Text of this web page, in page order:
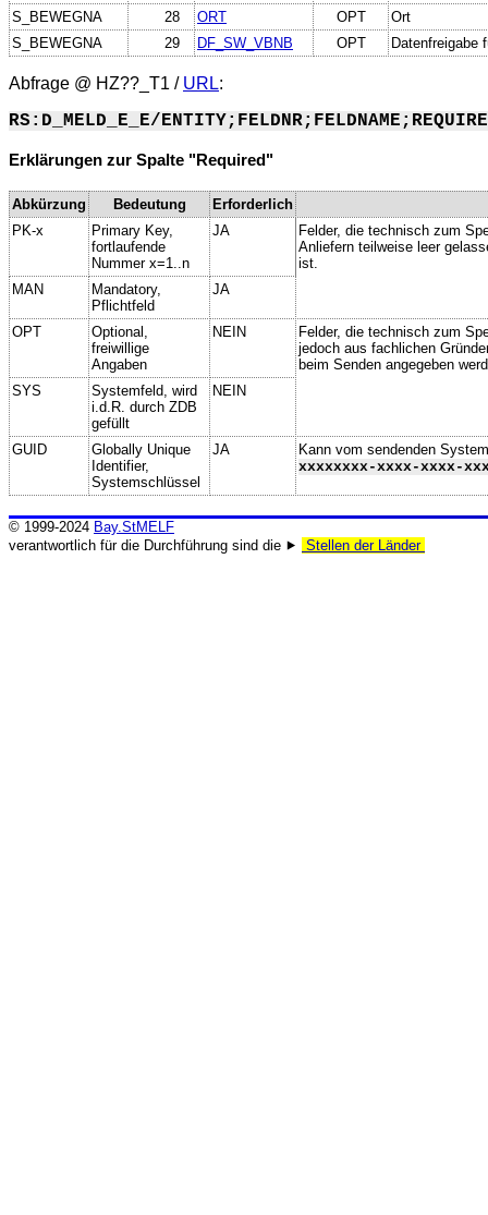
S_BEWEGNA
28 ORT OPT
Ort
S_BEWEGNA
29 DF_SW_VBNB OPT Datenfreigabe
Abfrage @ HZ??_T1 / URL:
RS:D_MELD_E_E/
Erklärungen zur Spalte "Required"
Abkürzung Bedeutung
Erforderlich
PK-x
Primary Key,
fortlaufende
Nummer x=1..n
JA
Felder, die technisch zum
Anliefern teilweise leer
ist.
MAN
Mandatory,
Pflichtfeld
JA
OPT
Optional,
freiwillige
Angaben
NEIN
Felder, die technisch zum
jedoch aus fachlichen
beim Senden angegeben
SYS
Systemfeld, wird
i.d.R. durch ZDB
gefüllt
NEIN
GUID
Globally Unique
Identifier,
Systemschlüssel
JA
Kann vom sendenden
xxxxxxxx-xxxx-xxxx-
© 1999-2024 Bay.StMELF
verantwortlich für die Durchführung sind die ⯈
Stellen der Länder